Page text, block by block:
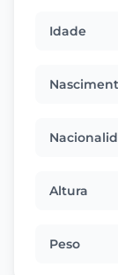
Idade
Altura
Peso